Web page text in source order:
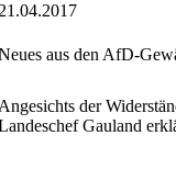
aus den AfD-
der
Gauland